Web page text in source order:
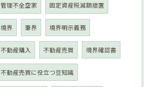
管理不全空家 固定資産税減額措置
境界 筆界 境界明示義務
不動産購入 不動産売買 境界確認書
不動産売買に役立つ豆知識